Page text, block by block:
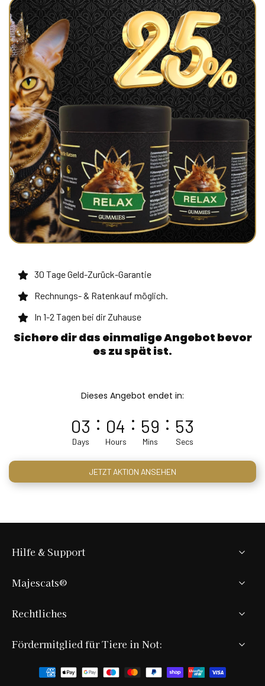
30 Tage Geld-Zurück-Garantie
Rechnungs- & Ratenkauf möglich.
In 1-2 Tagen bei dir Zuhause
Sichere dir das einmalige Angebot bevor
es zu spät ist.
Dieses Angebot endet in:
03
Days
: 04
Hours
: 59
Mins
: 52
Secs
JETZT AKTION ANSEHEN
Hilfe & Support
Majescats®
Rechtliches
Fördermitglied für Tiere in Not: